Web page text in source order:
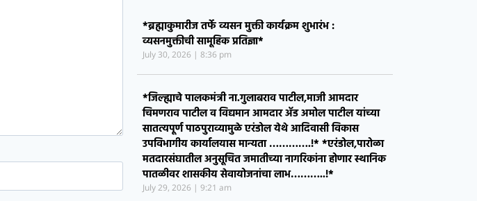
सेवायोजनांचा लाभ………..!*
संबंधित बातम्या
*ब्रह्माकुमारीज तर्फे व्यसन मुक्ती कार्यक्रम शुभारंभ :
व्यसनमुक्तीची सामूहिक प्रतिज्ञा*
July 30, 2026 8:36 pm